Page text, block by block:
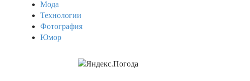
Мода
Технологии
Фотография
Юмор